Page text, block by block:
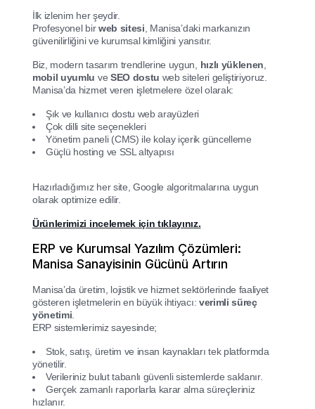
İlk izlenim her şeydir.
Profesyonel birweb sitesi , Manisa’daki markanızın
güvenilirliğini ve kurumsal kimliğini yansıtır.
Biz, modern tasarım trendlerine uygun, hızlı yüklenen
mobil uyumlu ve SEO dostu web siteleri geliştiriyoruz.
Manisa’da hizmet veren işletmelere özel olarak:
Şık ve kullanıcı dostu web arayüzleri
Çok dilli site seçenekleri
Yönetim paneli (CMS) ile kolay içerik güncelleme
Güçlü hosting ve SSL altyapısı
Hazırladığımız her site, Google algoritmalarına uygun
olarak optimize edilir.
Ürünlerimizi incelemek için tıklayınız.
ERP ve Kurumsal Yazılım Çözümleri:
Manisa Sanayisinin Gücünü Artırın
Manisa’da üretim, lojistik ve hizmet sektörlerinde faaliyet
gösteren işletmelerin en büyük ihtiyacı: verimli süreç
yönetimi
ERP sistemlerimiz sayesinde;
Stok, satış, üretim ve insan kaynakları tek platformda
yönetilir.
Verileriniz bulut tabanlı güvenli sistemlerde saklanır.
Gerçek zamanlı raporlarla karar alma süreçleriniz
hızlanır.